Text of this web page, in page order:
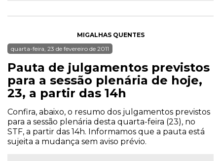
MIGALHAS QUENTES
quarta-feira, 23 de fevereiro de 2011
Pauta de julgamentos previstos
para a sessão plenária de hoje,
23, a partir das 14h
Confira, abaixo, o resumo dos julgamentos previstos
para a sessão plenária desta quarta-feira (23), no
STF, a partir das 14h. Informamos que a pauta está
sujeita a mudança sem aviso prévio.